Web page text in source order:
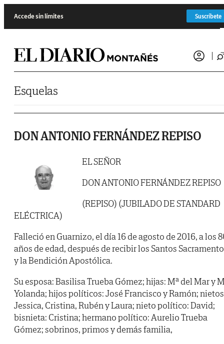
Accede sin límites Suscríbete
Esquelas
DON ANTONIO FERNÁNDEZ REPISO
EL SEÑOR
DON ANTONIO FERNÁNDEZ REPISO
(REPISO) (JUBILADO DE STANDARD
ELÉCTRICA)
Falleció en Guarnizo, el día 16 de agosto de 2016, a los
años de edad, después de recibir los Santos
y la Bendición Apostólica.
Su esposa: Basilisa Trueba Gómez; hijas: Mª del Mar y
Yolanda; hijos políticos: José Francisco y Ramón;
Jessica, Cristina, Rubén y Laura; nieto político: David;
bisnieta: Cristina; hermano político: Aurelio Trueba
Gómez; sobrinos, primos y demás familia,